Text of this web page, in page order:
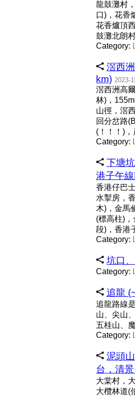
龍鼓灘村
口)，花香
花香爐頂
鼓灘北朗
Category:
滘西
km) 2023-
滘西洲高
林)，
山徑，滘
回分岔路
(！！！)
Category:
下塘
港子午
香港仔巴
水掣房，
木)，金馬
(標高柱)
段)，香港
Category:
坑口
Category:
追龍
追龍路線
山、尖山
五桂山、
Category:
泥頭
台，清
大棠村，
大欖林道(